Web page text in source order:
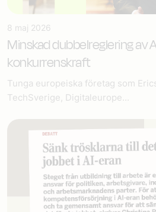
8 maj 2026
Minskad dubbelreglering av
konkurrenskraft
Tunga europeiska företag som
TechSverige, Digitaleurope...